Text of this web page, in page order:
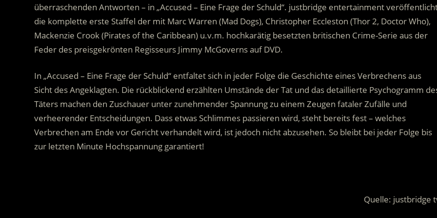
überraschenden Antworten – in „Accused – Eine Frage der Schuld“. justbridge entertainment
die komplette erste Staffel der mit Marc Warren (Mad Dogs), Christopher Eccleston (Thor 2, Doctor Who),
Mackenzie Crook (Pirates of the Caribbean) u.v.m. hochkarätig besetzten britischen Crime-Serie aus der
Feder des preisgekrönten Regisseurs Jimmy McGoverns auf DVD.
In „Accused – Eine Frage der Schuld“ entfaltet sich in jeder Folge die Geschichte eines Verbrechens aus
Sicht des Angeklagten. Die rückblickend erzählten Umstände der Tat und das detaillierte Psychogramm
Täters machen den Zuschauer unter zunehmender Spannung zu einem Zeugen fataler Zufälle und
verheerender Entscheidungen. Dass etwas Schlimmes passieren wird, steht bereits fest – welches
Verbrechen am Ende vor Gericht verhandelt wird, ist jedoch nicht abzusehen. So bleibt bei jeder Folge bis
zur letzten Minute Hochspannung garantiert!
Quelle: justbridge